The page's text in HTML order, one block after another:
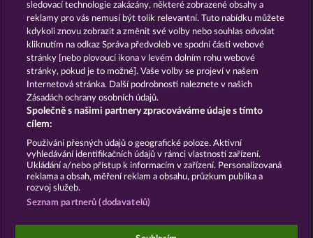
Demi Gods V Demi Gods IV - The Golden Era
Podmínky Prohlášení o Soukromí a Cookies
Kontakt Společnost Časté dotazy
Podat Žádost o Odstoupení
Sociální kasinové hry jsou určeny výhradně k
sledovací technologie zakázány, některé zobrazené obsahy a
reklamy pro vás nemusí být tolik relevantní. Tuto nabídku můžete
kdykoli znovu zobrazit a změnit své volby nebo souhlas odvolat
kliknutím na odkaz Správa předvoleb ve spodní části webové
stránky [nebo plovoucí ikona v levém dolním rohu webové
stránky, pokud je to možné]. Vaše volby se projeví v našem
Internetová stránka. Další podrobnosti naleznete v našich
Zásadách ochrany osobních údajů.
Společně s našimi partnery zpracováváme údaje s tímto
cílem:
Používání přesných údajů o geografické poloze. Aktivní
vyhledávání identifikačních údajů v rámci vlastností zařízení.
Ukládání a/nebo přístup k informacím v zařízení. Personalizovaná
reklama a obsah, měření reklam a obsahu, průzkum publika a
rozvoj služeb.
Seznam partnerů (dodavatelů)